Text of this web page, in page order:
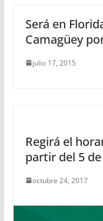
Será en
Camagüey
julio 17, 2015
Regirá el
partir del 5
octubre 24, 2017